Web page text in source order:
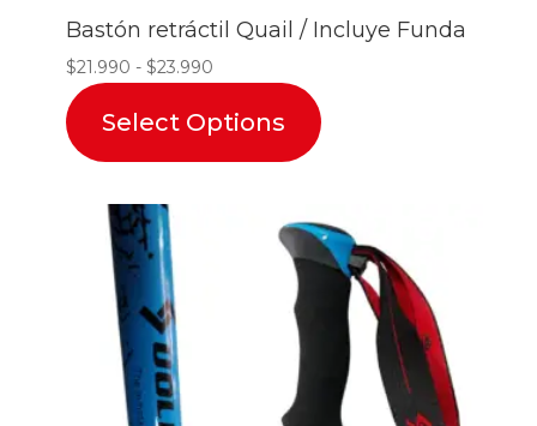
Bastón retráctil Quail / Incluye Funda
$21.990 - $23.990Rango
precios:
desde
Select Options